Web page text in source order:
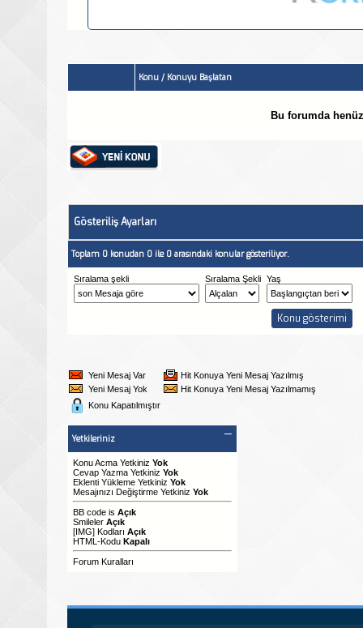
Konu / Konuyu Başlatan
Bu forumda
Gösteriliş Ayarları
Toplam 0 konudan 0 ile 0 arasındaki konular gösteriliyor.
Sıralama şekli Sıralama Şekli Yaş
Yeni Mesaj Var
Hit Konuya Yeni Mesaj Yazılmış
Yeni Mesaj Yok
Hit Konuya Yeni Mesaj Yazılmamış
Konu Kapatılmıştır
Yetkileriniz
Konu Acma Yetkiniz Yok
Cevap Yazma Yetkiniz Yok
Eklenti Yükleme Yetkiniz Yok
Mesajınızı Değiştirme Yetkiniz Yok
BB code is Açık
Smileler Açık
[IMG] Kodları Açık
HTML-Kodu Kapalı
Forum Kuralları